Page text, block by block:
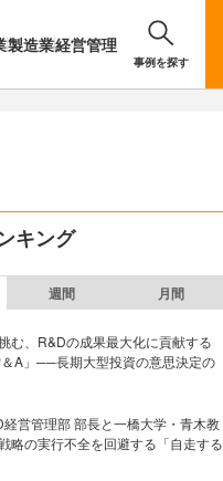
製造業経営管理
事例を探す
キング
週間 月間
む、R&Dの成果最大化に貢献する
＆A」──長期大型投資の意思決定の
経営管理部 部長と一橋大学・青木教
略の実行不全を回避する「自走する